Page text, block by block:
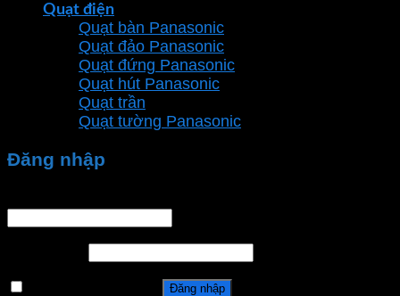
Quạt điện
Quạt bàn Panasonic
Quạt đảo Panasonic
Quạt đứng Panasonic
Quạt hút Panasonic
Quạt trần
Quạt tường Panasonic
Đăng nhập
Đăng nhập